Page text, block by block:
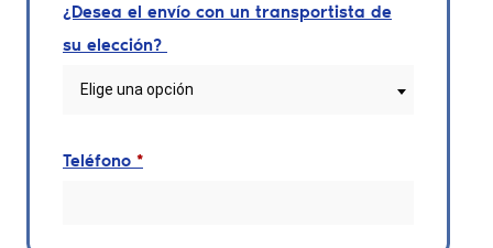
¿Desea el envío con un transportista de
su elección?
Elige una opción
Teléfono *